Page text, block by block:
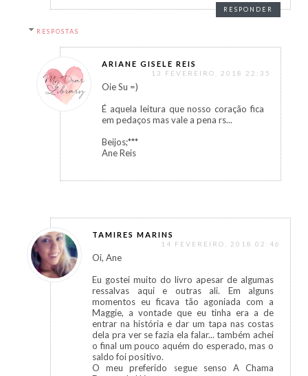
RESPONDER
RESPOSTAS
ARIANE GISELE REIS
13 FEVEREIRO, 2018 22:35
Oie Su =)
É aquela leitura que nosso coração fica
em pedaços mas vale a pena rs...
Beijos;***
Ane Reis
TAMIRES MARINS
14 FEVEREIRO, 2018 02:46
Oi, Ane
Eu gostei muito do livro apesar de algumas
ressalvas aqui e outras ali. Em alguns
momentos eu ficava tão agoniada com a
Maggie, a vontade que eu tinha era a de
entrar na história e dar um tapa nas costas
dela pra ver se fazia ela falar... também achei
o final um pouco aquém do esperado, mas o
saldo foi positivo.
O meu preferido segue senso A Chama